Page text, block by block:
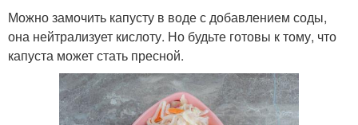
Можно замочить капусту в воде с добавлением соды,
она нейтрализует кислоту. Но будьте готовы к тому, что
капуста может стать пресной.